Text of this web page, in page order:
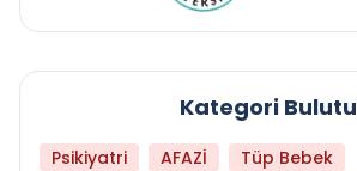
Kategori Bulutu
Psikiyatri AFAZİ
Tüp Bebek